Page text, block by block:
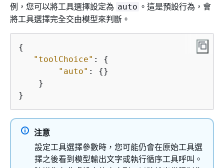
例，您可以將工具選擇設定為 auto 。這是預設行為，會
將工具選擇完全交由模型來判斷。
{
"toolChoice" : {
"auto" : {}
    }
}
注意
設定工具選擇參數時，您可能仍會在原始工具選
擇之後看到模型輸出文字或執行循序工具呼叫。